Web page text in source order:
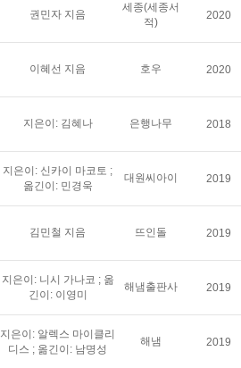
권민자 지음
세종(세종서
적)
2020
이혜선 지음 호우 2020
지은이: 김혜나 은행나무 2018
지은이: 신카이 마코토 ;
옮긴이: 민경욱
대원씨아이 2019
김민철 지음 뜨인돌 2019
지은이: 니시 가나코 ; 옮
긴이: 이영미
해냄출판사 2019
지은이: 알렉스 마이클리
디스 ; 옮긴이: 남명성
해냄 2019